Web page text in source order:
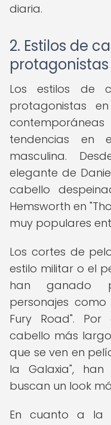
diaria.
2. Estilos de
protagonistas
Los estilos de
protagonistas
tendencias
masculina.
elegante de
cabello
Hemsworth en
muy populares
Los cortes de
estilo militar o el
han ganado
personajes
Fury Road".
cabello más
que se ven en
la Galaxia",
buscan un look
En cuanto a la